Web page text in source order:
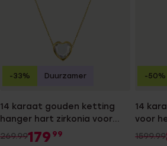
14 karaat gouden ketting
hanger hart zirkonia voor
dames
269.99179 99
-33% Duurzamer
14
voor
1599.99
-50%